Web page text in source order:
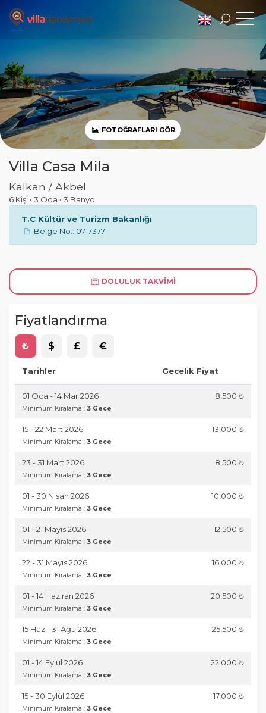
FOTOĞRAFLARI GÖR
Villa Casa Mila
Kalkan / Akbel
6 Kişi • 3 Oda • 3 Banyo
T.C Kültür ve Turizm Bakanlığı
Belge No.: 07-7377
DOLULUK TAKVIMI
Fiyatlandırma
₺ $ £ €
Tarihler Gecelik Fiyat
01 Oca - 14 Mar 2026
Minimum Kiralama : 3 Gece
8,500 ₺
15 - 22 Mart 2026
Minimum Kiralama : 3 Gece
13,000 ₺
23 - 31 Mart 2026
Minimum Kiralama : 3 Gece
8,500 ₺
01 - 30 Nisan 2026
Minimum Kiralama : 3 Gece
10,000 ₺
01 - 21 Mayıs 2026
Minimum Kiralama : 3 Gece
12,500 ₺
22 - 31 Mayıs 2026
Minimum Kiralama : 3 Gece
16,000 ₺
01 - 14 Haziran 2026
Minimum Kiralama : 3 Gece
20,500 ₺
15 Haz - 31 Ağu 2026
Minimum Kiralama : 3 Gece
25,500 ₺
01 - 14 Eylül 2026
Minimum Kiralama : 3 Gece
22,000 ₺
15 - 30 Eylül 2026
Minimum Kiralama : 3 Gece
17,000 ₺